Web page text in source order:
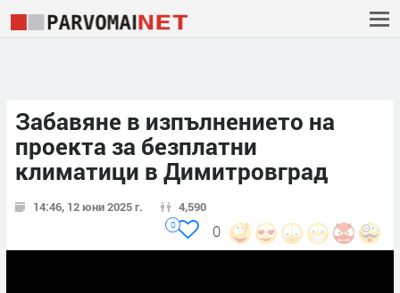
Забавяне в изпълнението на
проекта за безплатни
климатици в Димитровград
14:46, 12 юни 2025 г. 4,590
0
0